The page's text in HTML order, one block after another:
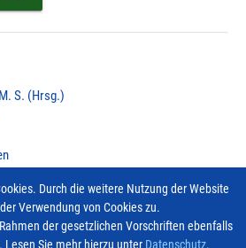
S. (Hrsg.)
Durch die weitere Nutzung der Website
Verwendung von Cookies zu.
der gesetzlichen Vorschriften ebenfalls
Sie mehr hierzu unter Datenschutz.